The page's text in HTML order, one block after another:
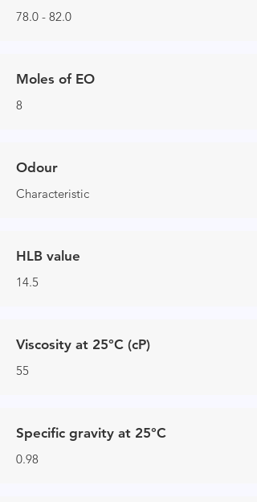
78.0 - 82.0
Moles of EO
8
Odour
Characteristic
HLB value
14.5
Viscosity at 25°C (cP)
55
Specific gravity at 25°C
0.98